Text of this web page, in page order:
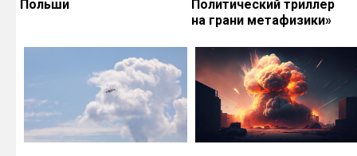
Польши
Политический триллер
на грани метафизики»